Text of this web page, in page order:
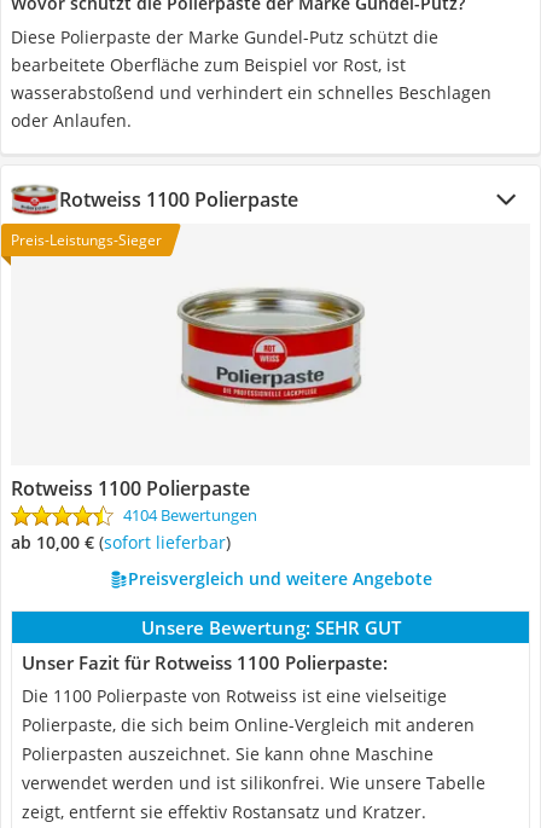
Diese Polierpaste der Marke Gundel-Putz schützt die
bearbeitete Oberfläche zum Beispiel vor Rost, ist
wasserabstoßend und verhindert ein schnelles Beschlagen
oder Anlaufen.
Rotweiss 1100 Polierpaste
Preis-Leistungs-Sieger
Rotweiss 1100 Polierpaste
4104 Bewertungen
ab 10,00 € ( Sofort lieferbar)
Preisvergleich und weitere Angebote
Unsere Bewertung: SEHR GUT
Unser Fazit für Rotweiss 1100 Polierpaste:
Die 1100 Polierpaste von Rotweiss ist eine vielseitige
Polierpaste, die sich beim Online-Vergleich mit anderen
Polierpasten auszeichnet. Sie kann ohne Maschine
verwendet werden und ist silikonfrei. Wie unsere Tabelle
zeigt, entfernt sie effektiv Rostansatz und Kratzer.